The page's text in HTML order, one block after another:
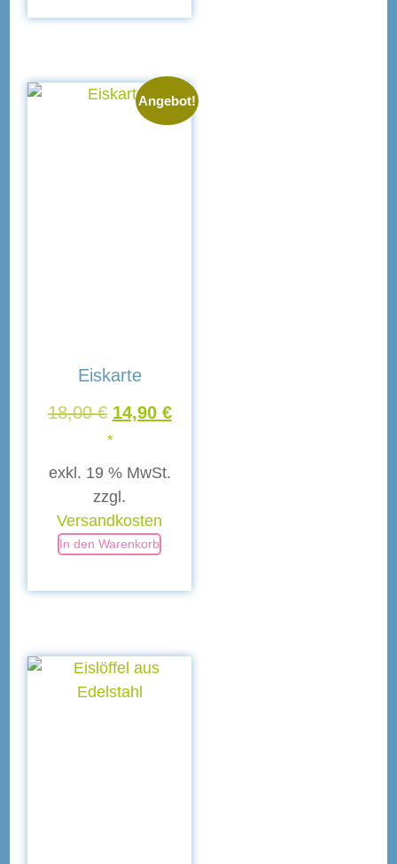
Angebot!
Eiskarte
18,00€ 14,90 €
*
exkl. 19 % MwSt.
zzgl.
Versandkosten
In den Warenkorb